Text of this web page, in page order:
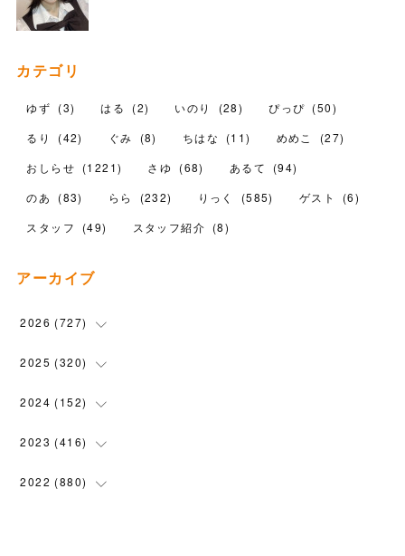
カテゴリ
ゆず (3) はる (2) いのり (28) ぴっぴ (50)
るり
(42) ぐみ (8) ちはな (11) めめこ (27)
おしらせ (1221) さゆ (68) あるて (94)
のあ
(83) らら (232) りっく (585) ゲスト (6)
スタッフ
(49) スタッフ紹介 (8)
アーカイブ
2026 (727)
(18)
(104
( 110
( 119
2025 (320)
(90)
( 100
(72)
2024 (152)
(5 )
(5)
2023 (416)
(28)
2022 (880)